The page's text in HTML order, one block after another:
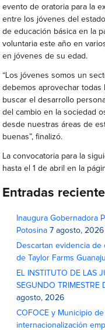
evento de oratoria para la
entre los jóvenes del
de educación básica en la
voluntaria este año en
en jóvenes de su edad.
“Los jóvenes somos un
debemos aprovechar
buscar el desarrollo
del cambio en la sociedad
desde nuestras áreas de
buenas”, finalizó.
La convocatoria para la
hasta el 1 de abril en la
Entradas
Inaugura Gobernadora
Potosina 7 agosto, 2026
Descartan evidencia
de Taylor Farms
EL INSTITUTO DE LAS
SEGUNDO TRIMESTRE
agosto, 2026
COFOCE y Municipio
internacionalización